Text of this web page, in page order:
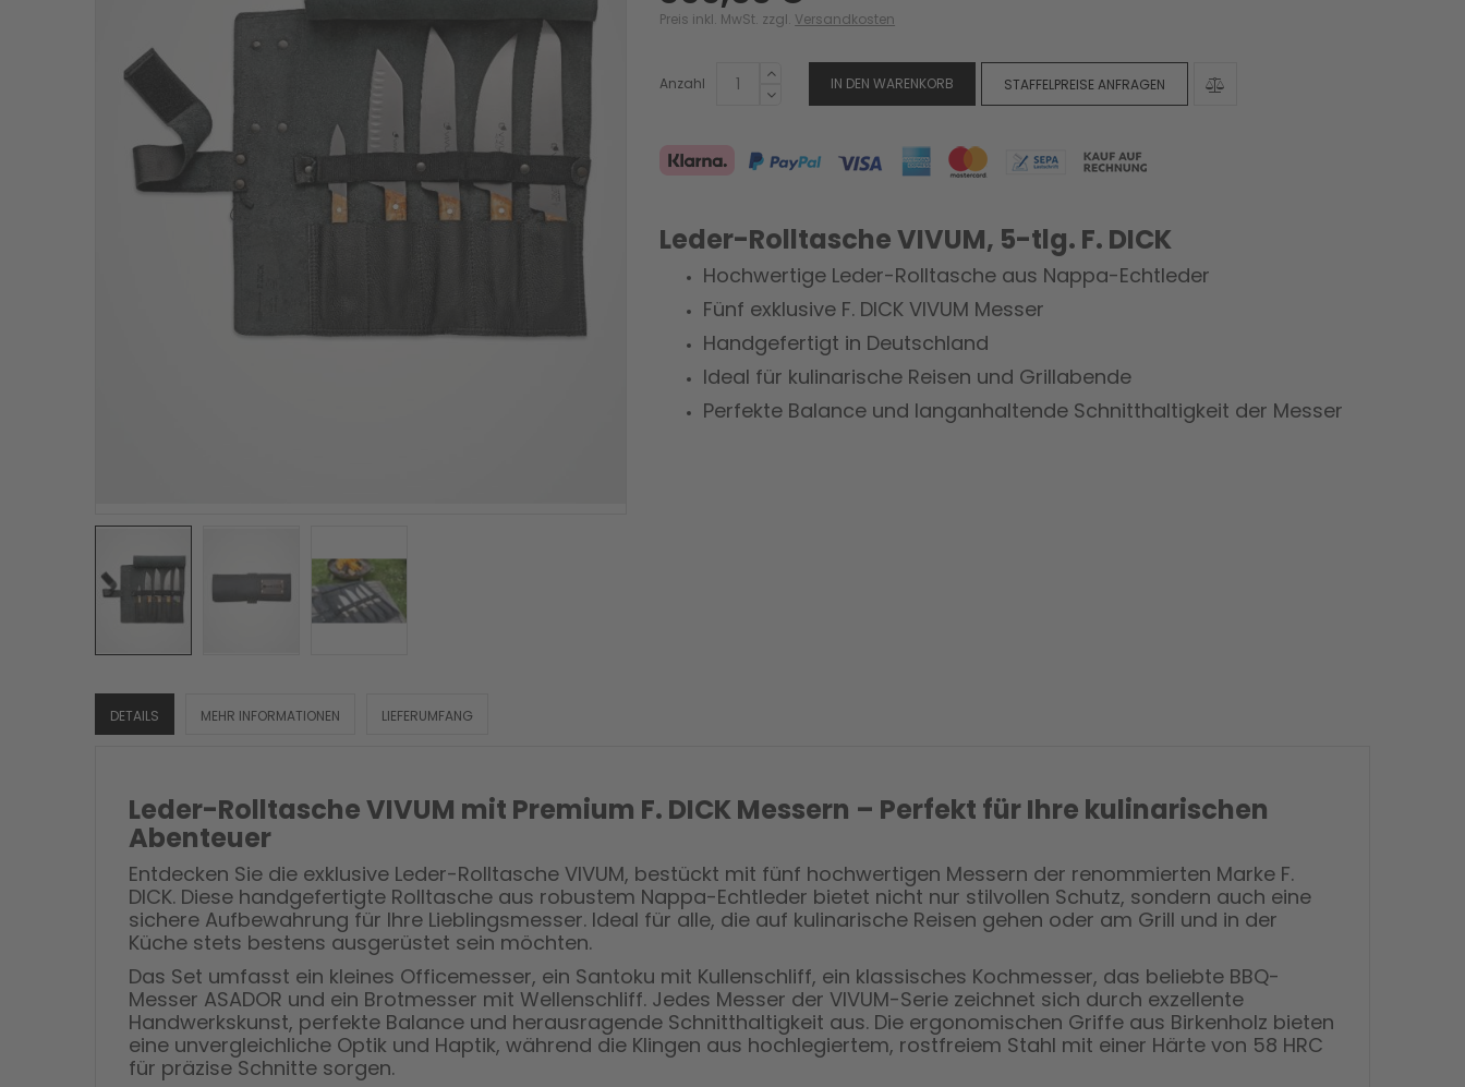
Preis inkl. MwSt. zzgl. Versandkosten
Anzahl IN DEN WARENKORB STAFFELPREISE ANFRAGEN
Leder-Rolltasche VIVUM, 5-tlg. F. DICK
Hochwertige Leder-Rolltasche aus Nappa-Echtleder
Fünf exklusive F. DICK VIVUM Messer
Handgefertigt in Deutschland
Ideal für kulinarische Reisen und Grillabende
Perfekte Balance und langanhaltende Schnitthaltigkeit der Messer
DETAILS MEHR INFORMATIONEN LIEFERUMFANG
Leder-Rolltasche VIVUM mit Premium F. DICK Messern – Perfekt für Ihre kulinarischen
Abenteuer
Entdecken Sie die exklusive Leder-Rolltasche VIVUM, bestückt mit fünf hochwertigen Messern der renommierten Marke F.
DICK. Diese handgefertigte Rolltasche aus robustem Nappa-Echtleder bietet nicht nur stilvollen Schutz, sondern auch eine
sichere Aufbewahrung für Ihre Lieblingsmesser. Ideal für alle, die auf kulinarische Reisen gehen oder am Grill und in der
Küche stets bestens ausgerüstet sein möchten.
Das Set umfasst ein kleines Officemesser, ein Santoku mit Kullenschliff, ein klassisches Kochmesser, das beliebte BBQ-
Messer ASADOR und ein Brotmesser mit Wellenschliff. Jedes Messer der VIVUM-Serie zeichnet sich durch exzellente
Handwerkskunst, perfekte Balance und herausragende Schnitthaltigkeit aus. Die ergonomischen Griffe aus Birkenholz bieten
eine unvergleichliche Optik und Haptik, während die Klingen aus hochlegiertem, rostfreiem Stahl mit einer Härte von 58 HRC
für präzise Schnitte sorgen.